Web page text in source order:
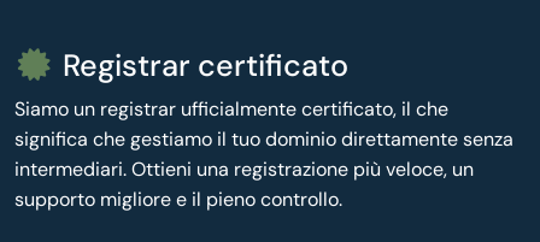
Registrar certificato
Siamo un registrar ufficialmente certificato, il che
significa che gestiamo il tuo dominio direttamente senza
intermediari. Ottieni una registrazione più veloce, un
supporto migliore e il pieno controllo.